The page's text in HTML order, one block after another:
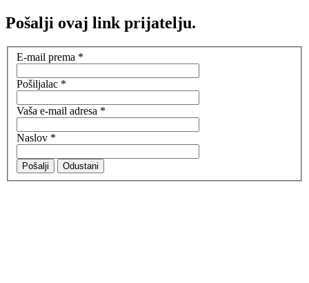
Pošalji ovaj link prijatelju.
E-mail prema *
Pošiljalac *
Vaša e-mail adresa *
Naslov *
Pošalji Odustani